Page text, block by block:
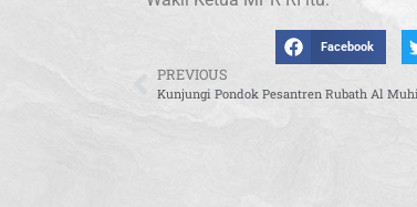
Facebook
PREVIOUS